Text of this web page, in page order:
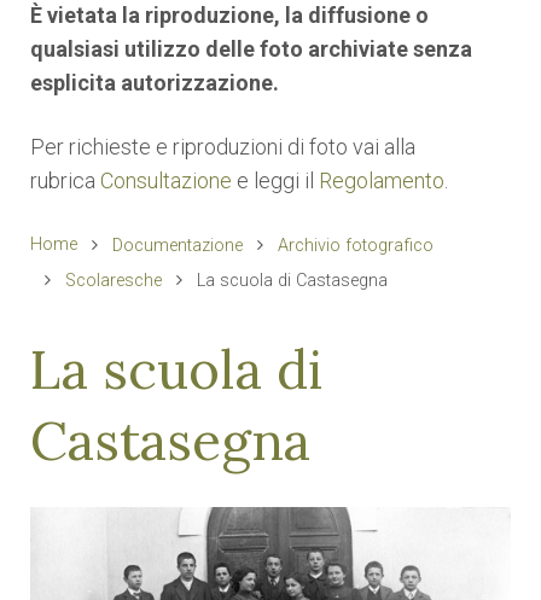
È vietata la riproduzione, la diffusione o
qualsiasi utilizzo delle foto archiviate senza
esplicita autorizzazione.
Per richieste e riproduzioni di foto vai alla
rubrica Consultazione e leggi il Regolamento
Home Documentazione
Archivio fotografico
Scolaresche
La scuola di Castasegna
La scuola di
Castasegna